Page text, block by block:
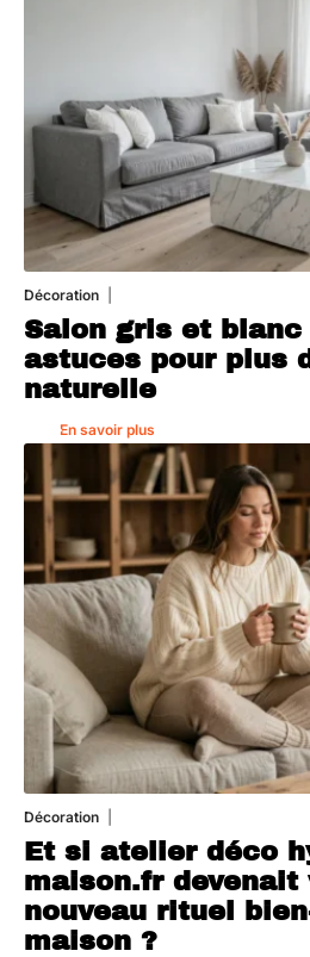
Décoration
Salon gris et blanc
astuces pour plus
naturelle
En savoir plus
Décoration
Et si atelier déco
maison.fr devenait
nouveau rituel
maison ?